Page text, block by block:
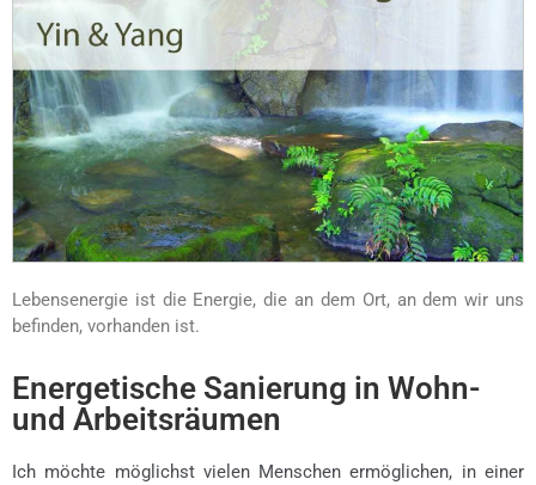
Lebensenergie ist die Energie, die an dem Ort, an dem wir uns
befinden, vorhanden ist.
Energetische Sanierung in Wohn-
und Arbeitsräumen
Ich möchte möglichst vielen Menschen ermöglichen, in einer